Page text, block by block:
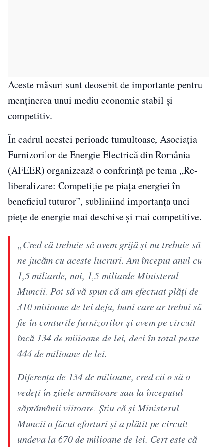
Aceste măsuri sunt deosebit de importante pentru
menținerea unui mediu economic stabil și
competitiv.
În cadrul acestei perioade tumultoase, Asociația
Furnizorilor de Energie Electrică din România
(AFEER) organizează o conferință pe tema „Re-
liberalizare: Competiție pe piața energiei în
beneficiul tuturor”, subliniind importanța unei
piețe de energie mai deschise și mai competitive.
„Cred că trebuie să avem grijă şi nu trebuie să
ne jucăm cu aceste lucruri. Am început anul cu
1,5 miliarde, noi, 1,5 miliarde Ministerul
Muncii. Pot să vă spun că am efectuat plăţi de
310 milioane de lei deja, bani care ar trebui să
fie în conturile furnizorilor şi avem pe circuit
încă 134 de milioane de lei, deci în total peste
444 de milioane de lei.
Diferenţa de 134 de milioane, cred că o să o
vedeţi în zilele următoare sau la începutul
săptămânii viitoare. Ştiu că şi Ministerul
Muncii a făcut eforturi şi a plătit pe circuit
undeva la 670 de milioane de lei. Cert este că